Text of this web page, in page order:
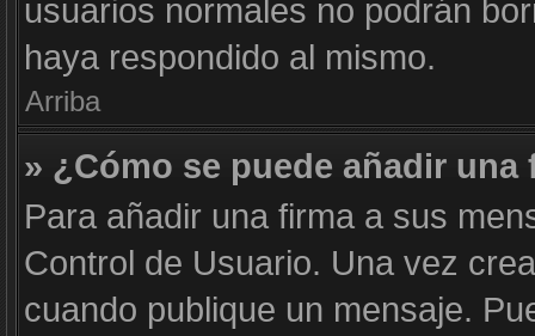
usuarios normales no podrán
haya respondido al mismo.
Arriba
» ¿Cómo se puede añadir una
Para añadir una firma a sus
Control de Usuario. Una vez
cuando publique un mensaje.